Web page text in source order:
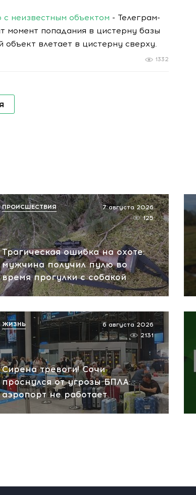
с неизвестным объектом - Телеграм-
момент попадания в цистерну базы
влетает в цистерну сверху.
1332
Трагическая ошибка на охоте:
мужчина получил пулю во
время прогулки с собакой
7 августа 2026
125
ПРОИСШЕСТВИЯ
Сирена тревоги! Сочи
проснулся от угрозы БПЛА:
аэропорт не работает
6 августа 2026
2131
ЖИЗНЬ